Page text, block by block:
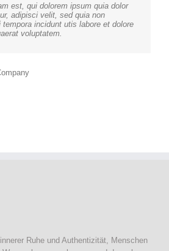
est, qui dolorem ipsum quia dolor
adipisci velit, sed quia non
incidunt utis labore et dolore
voluptatem.
Ruhe und Authentizität, Menschen